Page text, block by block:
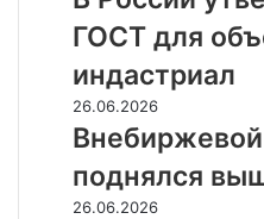
утвердили
новый
ГОСТ
для
объектов
лайт-
индастриал
ГОСТ для
индастриал
Внебиржевой
курс
доллара
поднялся
выше
26.06.2026
поднялся
Внебиржевой
26.06.2026